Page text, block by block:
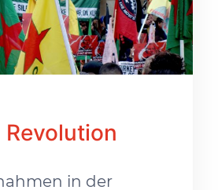
Revolution
in der